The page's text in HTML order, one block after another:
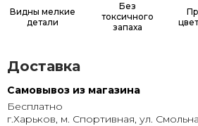
Видны мелкие
детали
Без
токсичного
запаха
Доставка
Самовывоз из магазина
Бесплатно
г.Харьков, м. Спортивная, ул.